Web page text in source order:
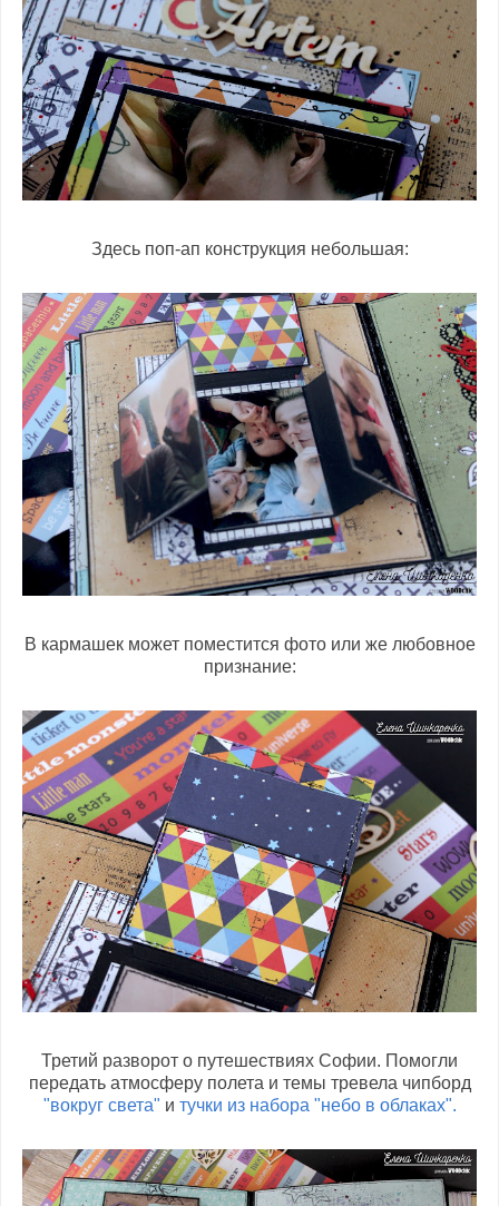
Здесь поп-ап конструкция небольшая:
В кармашек может поместится фото или же любовное
признание:
Третий разворот о путешествиях Софии. Помогли
передать атмосферу полета и темы тревела чипборд
"вокруг света" и тучки из набора "небо в облаках".